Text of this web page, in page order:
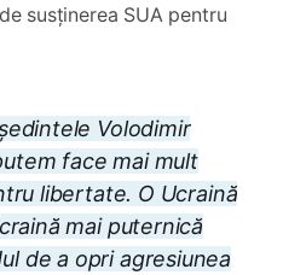
susținerea SUA pentru
Volodimir
face mai mult
libertate. O Ucraină
mai puternică
de a opri agresiunea